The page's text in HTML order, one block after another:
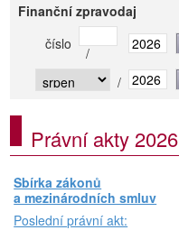
Finanční zpravodaj
číslo
/
/
Právní akty 2026
Sbírka zákonů
a mezinárodních smluv
Poslední právní akt: